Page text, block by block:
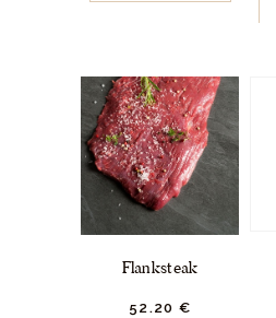
Flanksteak
52.20 €